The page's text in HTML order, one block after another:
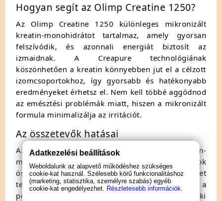
Hogyan segít az Olimp Creatine 1250?
Az Olimp Creatine 1250 különleges mikronizált
kreatin-monohidrátot tartalmaz, amely gyorsan
felszívódik, és azonnali energiát biztosít az
izmaidnak. A Creapure technológiának
köszönhetően a kreatin könnyebben jut el a célzott
izomcsoportokhoz, így gyorsabb és hatékonyabb
eredményeket érhetsz el. Nem kell többé aggódnod
az emésztési problémák miatt, hiszen a mikronizált
formula minimalizálja az irritációt.
Az összetevők hatásai
Az Olimp Creatine 1250 fő összetevője a kreatin-
monohidrát, amely az izomrostok
összehúzódásának kulcseleme. Ez a vegyület
természetesen is jelen van a szervezetedben, de a
pótlása elengedhetetlen, ha komoly célokat tűztél ki
Adatkezelési beállítások
Weboldalunk az alapvető működéshez szükséges
cookie-kat használ. Szélesebb körű funkcionalitáshoz
(marketing, statisztika, személyre szabás) egyéb
cookie-kat engedélyezhet. Részletesebb információk.